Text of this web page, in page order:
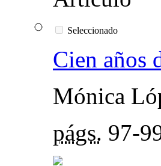
Seleccionado
Cien años
Mónica
págs. 97-